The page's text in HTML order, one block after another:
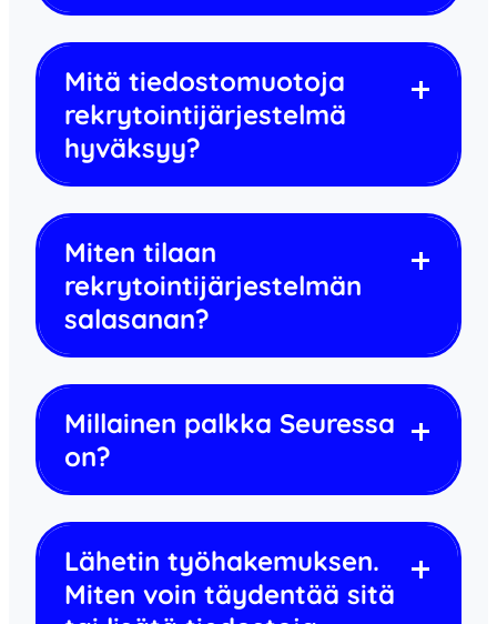
Mitä tiedostomuotoja
rekrytointijärjestelmä
hyväksyy?
Miten tilaan
rekrytointijärjestelmän
salasanan?
Millainen palkka Seuressa
on?
Lähetin työhakemuksen.
Miten voin täydentää sitä